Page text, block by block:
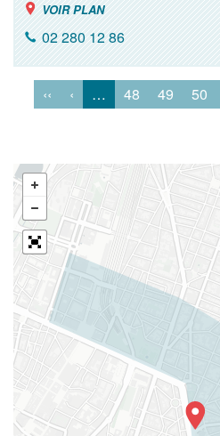
VOIR PLAN
02 280 12 86
‹‹ ‹ … 48 49 50